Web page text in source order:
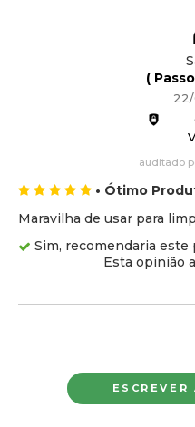
(
auditado
• Ótimo
Maravilha de usar para
Sim, recomendaria este
Esta opinião